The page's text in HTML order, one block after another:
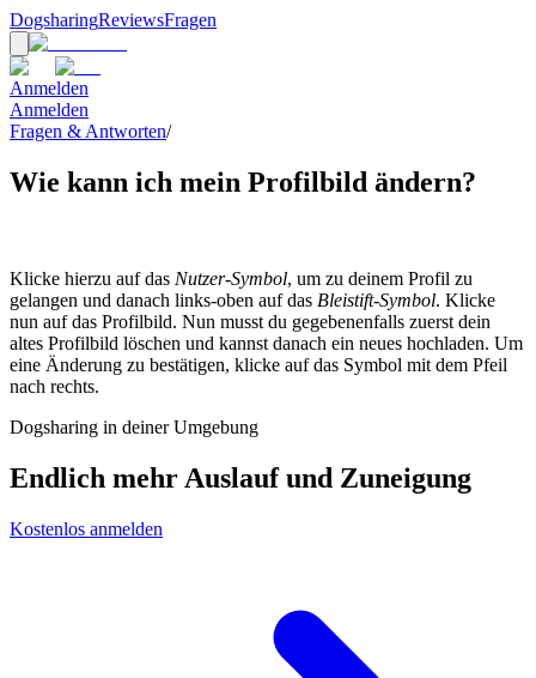
DogsharingReviewsFragen
Anmelden
Anmelden
Fragen & Antworten/
Wie kann ich mein Profilbild ändern?
Klicke hierzu auf das Nutzer-Symbol, um zu deinem Profil zu
gelangen und danach links-oben auf das Bleistift-Symbol. Klicke
nun auf das Profilbild. Nun musst du gegebenenfalls zuerst dein
altes Profilbild löschen und kannst danach ein neues hochladen. Um
eine Änderung zu bestätigen, klicke auf das Symbol mit dem Pfeil
nach rechts.
Dogsharing in deiner Umgebung
Endlich mehr Auslauf und Zuneigung
Kostenlos anmelden